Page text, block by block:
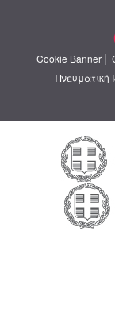
Cookie Banner |
Πνευματική